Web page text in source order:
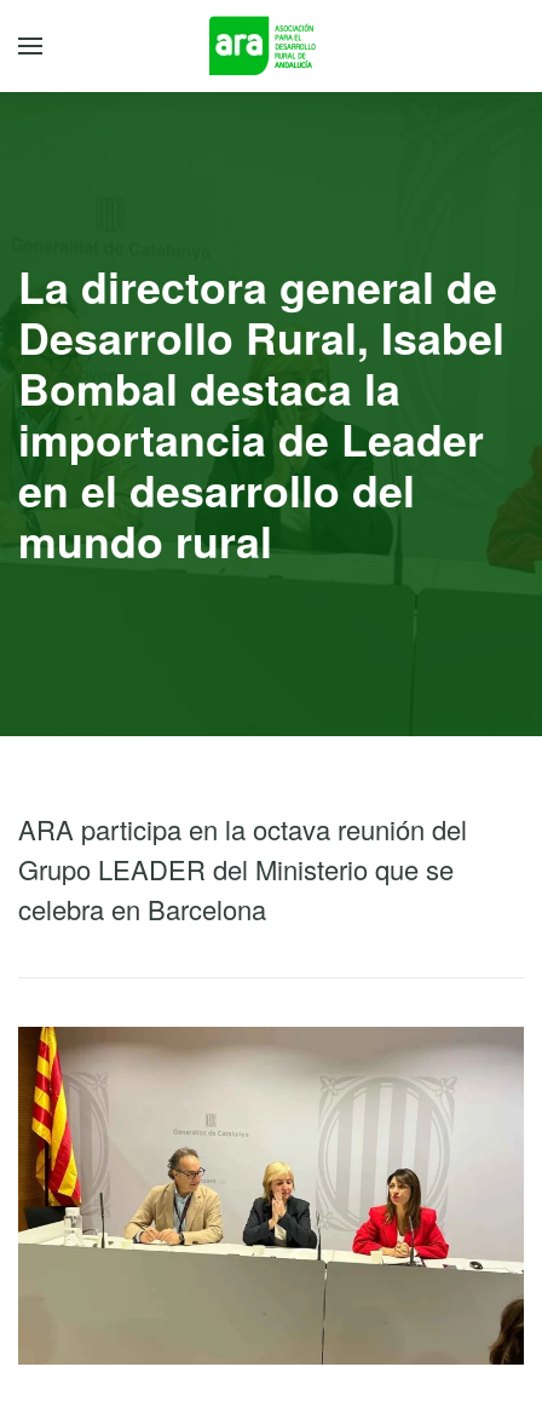
La directora general de
Desarrollo Rural, Isabel
Bombal destaca la
importancia de Leader
en el desarrollo del
mundo rural
ARA participa en la octava reunión del
Grupo LEADER del Ministerio que se
celebra en Barcelona